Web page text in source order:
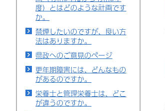
度）とはどのような計画です
か。
禁煙したいのですが、良い方
法はありますか。
県政へのご意見のページ
更年期障害には、どんなもの
があるのですか。
栄養士と管理栄養士は、どこ
が違うのですか。